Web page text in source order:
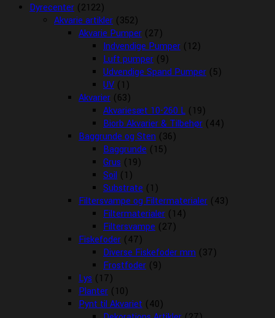
Dyrecenter (2122)
Akvarie artikler (352)
Akvarie Pumper (27)
Indvendige Pumper (12)
Luft pumper (9)
Udvendige Spand Pumper (5)
UV (1)
Akvarier (63)
Akvariesæt 10-260 L (19)
Biorb Akvarier & Tilbehør (44)
Baggrunde og Sten (36)
Baggrunde (15)
Grus (19)
Soil (1)
Substrate (1)
Filtersvampe og Filtermaterialer (43)
Filtermaterialer (14)
Filtersvampe (27)
Fiskefoder (47)
Diverse Fiskefoder mm (37)
Frostfoder (9)
Lys (17)
Planter (10)
Pynt til Akvariet (40)